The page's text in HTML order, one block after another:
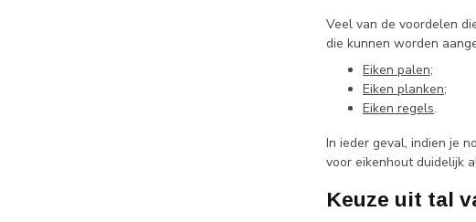
Veel van de voordelen
die kunnen worden
Eiken palen;
Eiken planken;
Eiken regels.
In ieder geval, indien je
voor eikenhout duidelijk
Keuze uit tal